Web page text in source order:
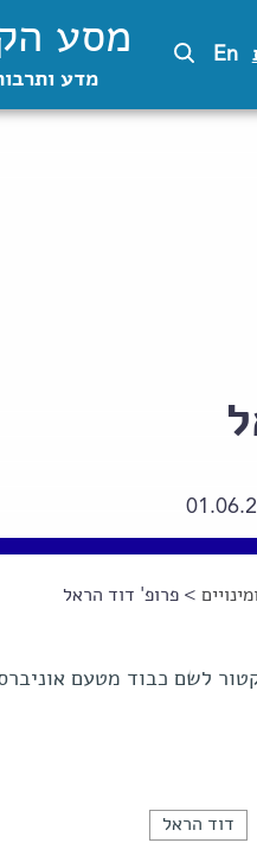
En מסע
מדע
> פרופ' דוד הראל
לשם כבוד מטעם
דוד הראל